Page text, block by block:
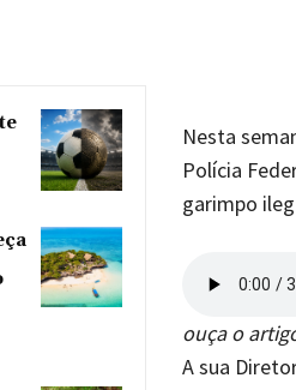
Nesta
Polícia
garimpo
ouça o
A sua